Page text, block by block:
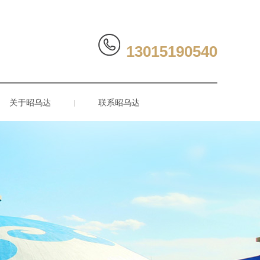
13015190540
关于昭乌达 联系昭乌达